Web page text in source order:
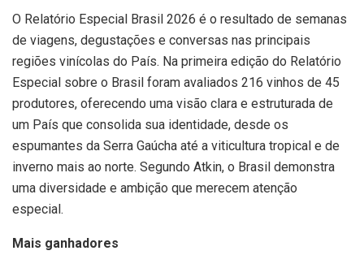
O Relatório Especial Brasil 2026 é o resultado de semanas
de viagens, degustações e conversas nas principais
regiões vinícolas do País. Na primeira edição do Relatório
Especial sobre o Brasil foram avaliados 216 vinhos de 45
produtores, oferecendo uma visão clara e estruturada de
um País que consolida sua identidade, desde os
espumantes da Serra Gaúcha até a viticultura tropical e de
inverno mais ao norte. Segundo Atkin, o Brasil demonstra
uma diversidade e ambição que merecem atenção
especial.
Mais ganhadores